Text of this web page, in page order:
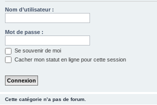
Nom d’utilisateur :
Mot de passe :
Se souvenir de moi
Cacher mon statut en ligne pour cette session
Cette catégorie n’a pas de forum.